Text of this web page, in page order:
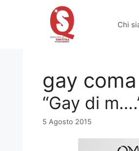
Chi
gay coma
“Gay di
5 Agosto 2015